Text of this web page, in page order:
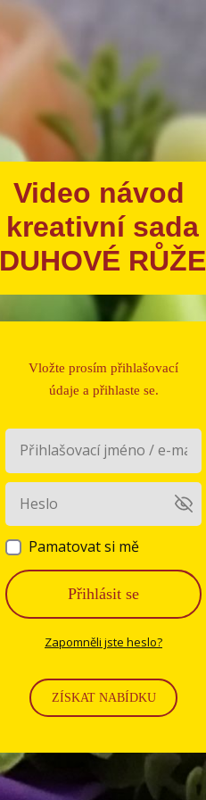
Video návod
kreativní sada
DUHOVÉ RŮŽE
Vložte prosím přihlašovací
údaje a přihlaste se.
Pamatovat si mě
Přihlásit se
Zapomněli jste heslo?
ZÍSKAT NABÍDKU